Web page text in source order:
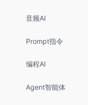
音频AI
Prompt指令
编程AI
Agent智能体